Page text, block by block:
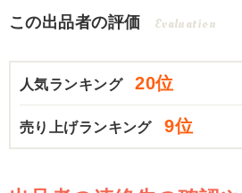
この出品者の評価 Evaluation
人気ランキング 20位
売り上げランキング 9位